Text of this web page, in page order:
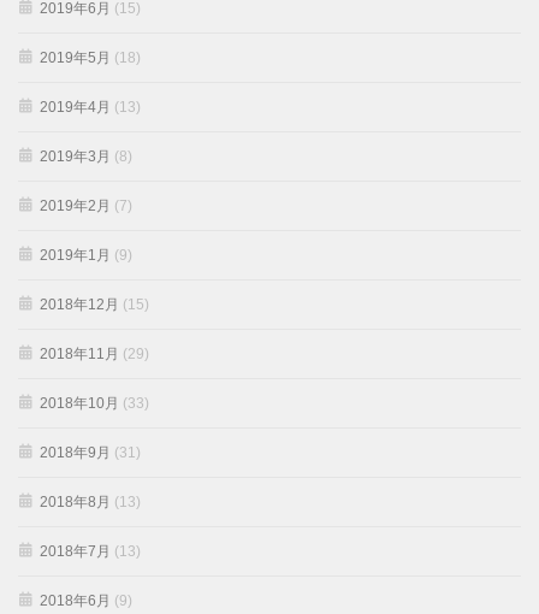
2019年6月 (15)
2019年5月 (18)
2019年4月 (13)
2019年3月 (8)
2019年2月 (7)
2019年1月 (9)
2018年12月 (15)
2018年11月 (29)
2018年10月 (33)
2018年9月 (31)
2018年8月 (13)
2018年7月 (13)
2018年6月 (9)